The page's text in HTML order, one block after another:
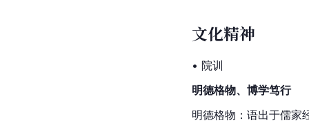
文化精神
• 院训
明德格物、博学笃行
明德格物：语出于儒家